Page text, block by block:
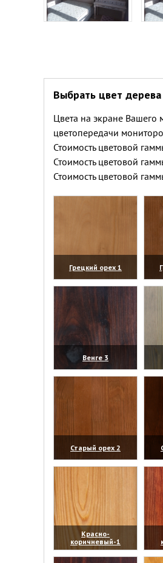
Выбрать цвет дерева
Цвета на экране Вашего
цветопередачи
Стоимость цветовой
Стоимость цветовой
Стоимость цветовой
Грецкий орех 1
(увеличить)
Венге 3
(увеличить)
Старый орех 2
(увеличить)
Красно-
коричневый-1
(увеличить)